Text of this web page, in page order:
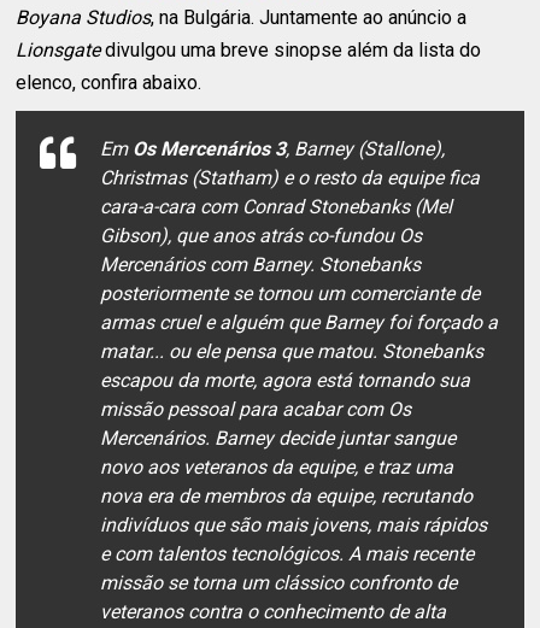
Boyana Studios, na Bulgária. Juntamente ao anúncio a
Lionsgatedivulgou uma breve sinopse além da lista do
elenco, confira abaixo.
Em Os Mercenários 3, Barney (Stallone),
Christmas (Statham) e o resto da equipe fica
cara-a-cara com Conrad Stonebanks (Mel
Gibson), que anos atrás co-fundou Os
Mercenários com Barney. Stonebanks
posteriormente se tornou um comerciante de
armas cruel e alguém que Barney foi forçado a
matar... ou ele pensa que matou. Stonebanks
escapou da morte, agora está tornando sua
missão pessoal para acabar com Os
Mercenários. Barney decide juntar sangue
novo aos veteranos da equipe, e traz uma
nova era de membros da equipe, recrutando
indivíduos que são mais jovens, mais rápidos
e com talentos tecnológicos. A mais recente
missão se torna um clássico confronto de
veteranos contra o conhecimento de alta